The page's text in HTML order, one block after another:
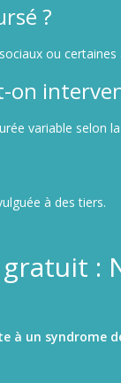
?
ou certaines
on
variable selon
à des tiers.
:
à un syndrome